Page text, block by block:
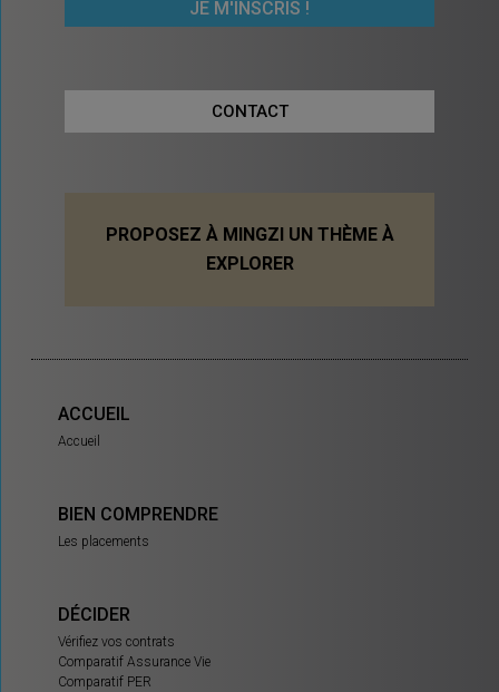
CONTACT
PROPOSEZ À MINGZI UN THÈME À
EXPLORER
ACCUEIL
Accueil
BIEN COMPRENDRE
Les placements
DÉCIDER
Vérifiez vos contrats
Comparatif Assurance Vie
Comparatif PER